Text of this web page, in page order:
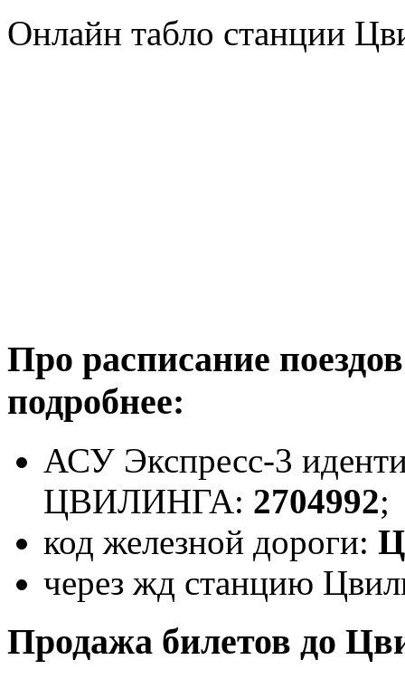
Онлайн табло станции
Про расписание
подробнее:
АСУ Экспресс-3
ЦВИЛИНГА: 2704992;
код железной дороги:
через жд станцию
Продажа билетов до